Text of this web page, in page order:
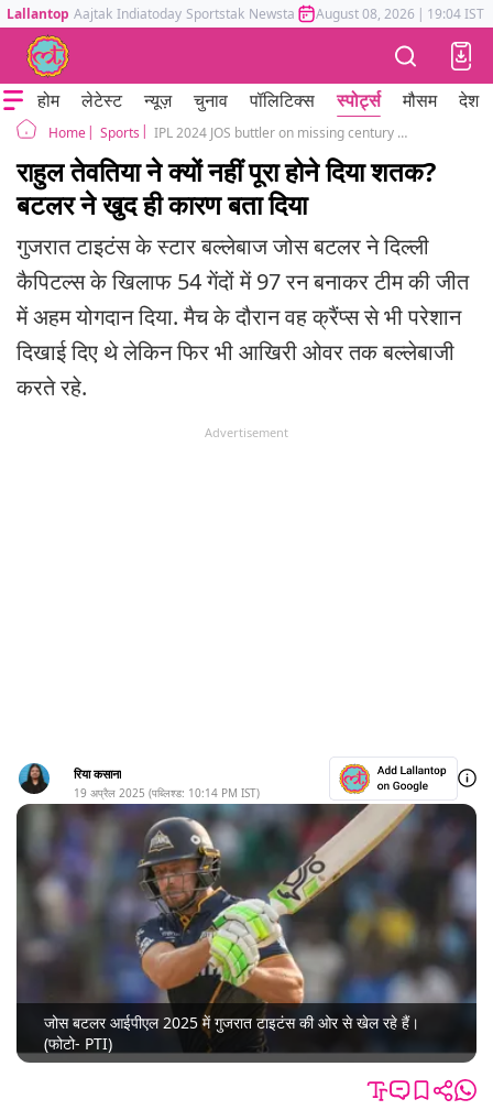
Lallantop Aajtak Indiatoday Sportstak Newstak Mumbai Tak Astrotak
August 08, 2026 | 19:04 IST
होम लेटेस्ट न्यूज़ चुनाव पॉलिटिक्स स्पोर्ट्स मौसम देश
Home Sports IPL 2024 JOS buttler on missing century gt vs dc ahemdabad rahul tewatia
राहुल तेवतिया ने क्यों नहीं पूरा होने दिया शतक?
बटलर ने खुद ही कारण बता दिया
गुजरात टाइटंस के स्टार बल्लेबाज जोस बटलर ने दिल्ली
कैपिटल्स के खिलाफ 54 गेंदों में 97 रन बनाकर टीम की जीत
में अहम योगदान दिया. मैच के दौरान वह क्रैंप्स से भी परेशान
दिखाई दिए थे लेकिन फिर भी आखिरी ओवर तक बल्लेबाजी
करते रहे.
Advertisement
रिया कसाना
19 अप्रैल 2025 (पब्लिश्ड: 10:14 PM IST)
जोस बटलर आईपीएल 2025 में गुजरात टाइटंस की ओर से खेल रहे हैं।
(फोटो- PTI)